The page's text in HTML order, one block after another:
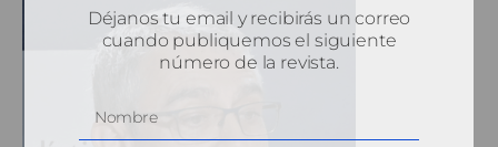
Déjanos tu email y recibirás un correo
cuando publiquemos el siguiente
número de la revista.